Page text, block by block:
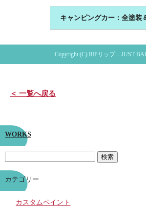
キャンピングカー：全塗装
Copyright (C) RIPリップ – JUST
＜ 一覧へ戻る
WORKS
カテゴリー
カスタムペイント